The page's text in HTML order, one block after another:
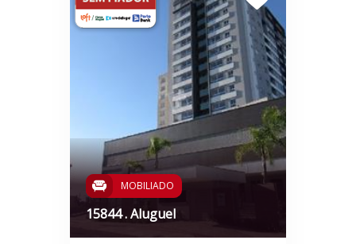
MOBILIADO
15844 . Aluguel